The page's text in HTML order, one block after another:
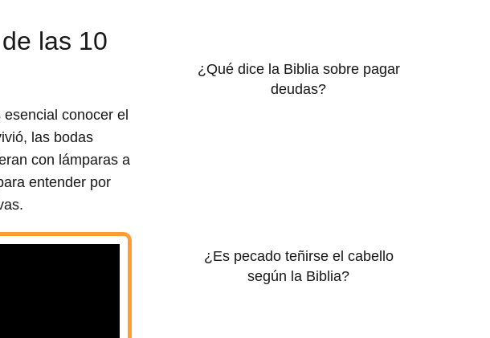
las 10
conocer el
las bodas
con lámparas a
entender por
¿Qué dice la Biblia sobre pagar
deudas?
¿Es pecado teñirse el cabello
según la Biblia?